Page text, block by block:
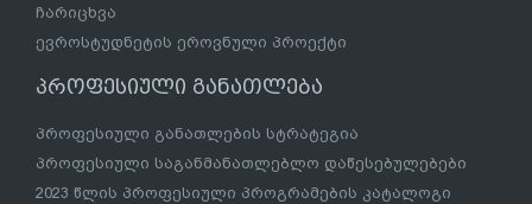
ჩარიცხვა
ევროსტუდნეტის ეროვნული პროექტი
პროფესიული განათლება
პროფესიული განათლების სტრატეგია
პროფესიული საგანმანათლებლო დაწესებულებები
2023 წლის პროფესიული პროგრამების კატალოგი